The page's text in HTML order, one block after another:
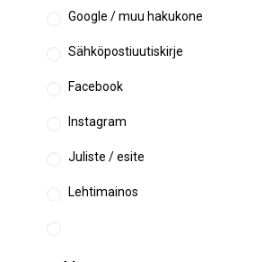
Google / muu hakukone
Sähköpostiuutiskirje
Facebook
Instagram
Juliste / esite
Lehtimainos